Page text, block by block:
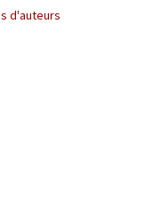
d'auteurs